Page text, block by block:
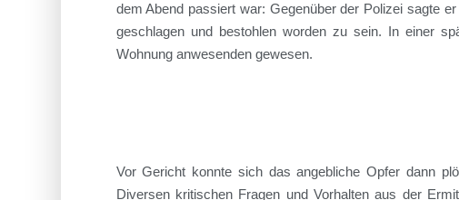
dem Abend passiert war: Gegenüber der Polizei sagte
geschlagen und bestohlen worden zu sein. In einer
Wohnung anwesenden gewesen.
Vor Gericht konnte sich das angebliche Opfer dann
Diversen kritischen Fragen und Vorhalten aus der